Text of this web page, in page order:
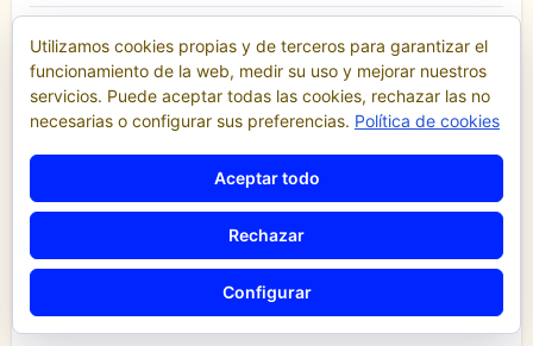
enero 2009
noviembre 2008
Utilizamos cookies propias y de terceros para garantizar el
funcionamiento de la web, medir su uso y mejorar nuestros
servicios. Puede aceptar todas las cookies, rechazar las no
necesarias o configurar sus preferencias. Política de cookies
Aceptar todo
Rechazar
Configurar